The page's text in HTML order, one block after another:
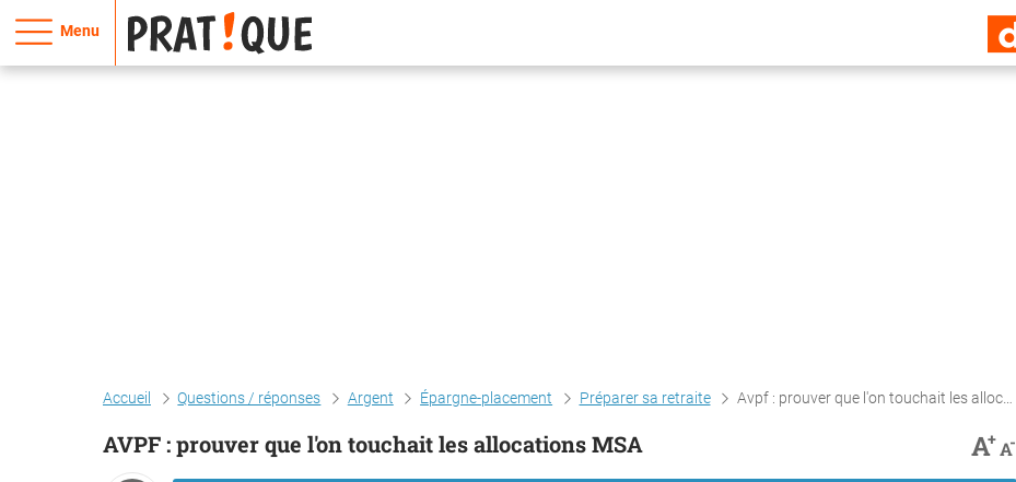
Menu
Accueil Questions / réponses Argent Épargne-placement Préparer sa retraite Avpf : prouver que l'on touchait les allocations msa
AVPF : prouver que l'on touchait les allocations MSA A+A-